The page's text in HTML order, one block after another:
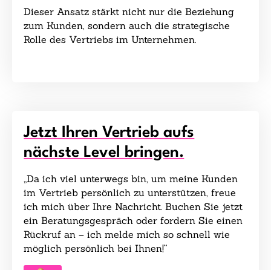
Dieser Ansatz stärkt nicht nur die Beziehung
zum Kunden, sondern auch die strategische
Rolle des Vertriebs im Unternehmen.
Jetzt Ihren Vertrieb aufs
nächste Level bringen.
„Da ich viel unterwegs bin, um meine Kunden
im Vertrieb persönlich zu unterstützen, freue
ich mich über Ihre Nachricht. Buchen Sie jetzt
ein Beratungsgespräch oder fordern Sie einen
Rückruf an – ich melde mich so schnell wie
möglich persönlich bei Ihnen!“